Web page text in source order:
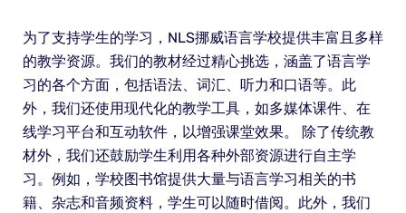
为了支持学生的学习，NLS挪威语言学校提供丰富且多样
的教学资源。我们的教材经过精心挑选，涵盖了语言学
习的各个方面，包括语法、词汇、听力和口语等。此
外，我们还使用现代化的教学工具，如多媒体课件、在
线学习平台和互动软件，以增强课堂效果。 除了传统教
材外，我们还鼓励学生利用各种外部资源进行自主学
习。例如，学校图书馆提供大量与语言学习相关的书
籍、杂志和音频资料，学生可以随时借阅。此外，我们